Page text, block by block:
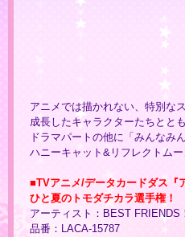
アニメでは描かれない、特別な
成長したキャラクターたちとと
ドラマパートの他に「みんなみ
ハニーキャット&リフレクトム
■TVアニメ/データカードダス『
ひと夏のトモダチカラ選手権！
アーティスト：BEST FRIENDS
品番：LACA-15787